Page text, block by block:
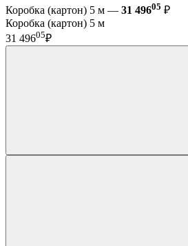
Коробка (картон) 5 м — 31 49605 ₽
Коробка (картон) 5 м
31 49605₽